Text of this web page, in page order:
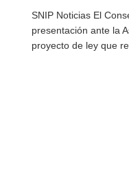
SNIP Noticias El
presentación ante la
proyecto de ley que